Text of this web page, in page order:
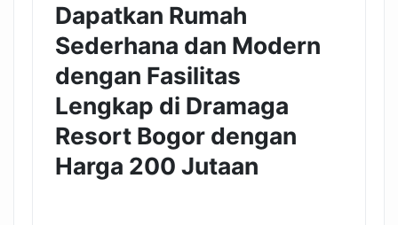
Dapatkan Rumah
Sederhana dan Modern
dengan Fasilitas
Lengkap di Dramaga
Resort Bogor dengan
Harga 200 Jutaan